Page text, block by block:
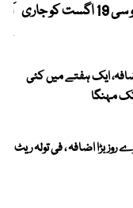
کیریبین پریمیئر لیگ ، قومی کرکٹرز کو این او سی 19 اگست کو جاری
ایک ہفتے میں کئی
بڑا اضافہ ، فی تولہ ریٹ